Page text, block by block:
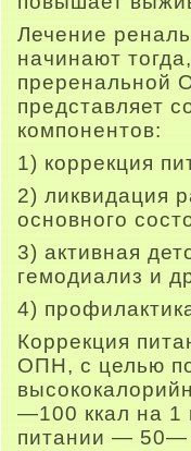
Лечение
начинают
преренальной
представляет
компонентов:
1) коррекция
2) ликвидация
основного
3) активная
гемодиализ и
4)
Коррекция
ОПН, с целью
—100 ккал на 1
питании — 50—